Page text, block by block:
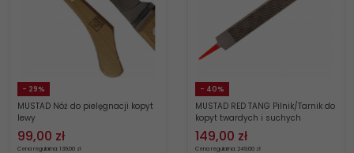
- 29%
MUSTAD Nóż do pielęgnacji kopyt
lewy
99,00 zł
Cena regularna: 139.00 zł
- 40%
MUSTAD RED TANG Pilnik/Tarnik do
kopyt twardych i suchych
149,00 zł
Cena regularna: 249.00 zł